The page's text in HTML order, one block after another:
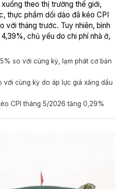
theo thị trường thế giới,
thực phẩm dồi dào đã kéo CPI
với tháng trước. Tuy nhiên, bình
chủ yếu do chi phí nhà ở,
so với cùng kỳ, lạm phát cơ bản
với cùng kỳ do áp lực giá xăng dầu
CPI tháng 5/2026 tăng 0,29%